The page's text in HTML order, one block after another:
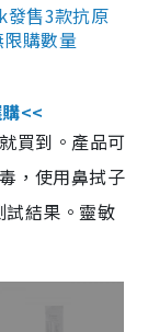
發售3款抗原
購數量
<<
買到。產品可
，使用鼻拭子
結果。靈敏